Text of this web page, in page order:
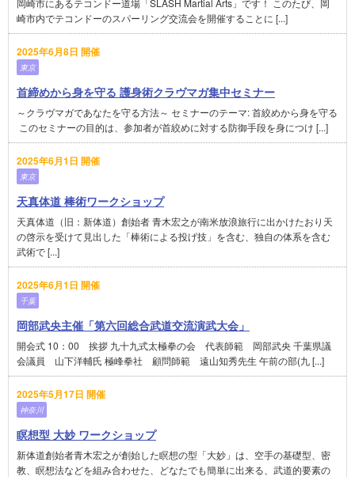
岡崎市にあるテコンドー道場「SLASH Martial Arts」です！ このたび、岡
崎市内でテコンドーのスパーリング交流会を開催することに [...]
2025年6月8日 開催
東京
首締めから身を守る 護身術クラヴマガ集中セミナー
～クラヴマガであなたを守る方法～ セミナーのテーマ: 首絞めから身を守る
​ このセミナーの目的は、参加者が首絞めに対する防御手段を身につけ [...]
2025年6月1日 開催
東京
天真体道 棒術ワークショップ
天真体道（旧：新体道）創始者 青木宏之が南米放浪旅行に出かけたおり天
の啓示を受けて見出した「棒術による投げ技」を含む、独自の体系を含む
武術で [...]
2025年6月1日 開催
千葉
岡部武央主催「第六回総合武道交流演武大会」
開会式 10：00 挨拶 九十九式太極拳の会 代表師範 岡部武央 千葉県議
会議員 山下洋輔氏 極峰拳社 顧問師範 遠山知秀先生 午前の部(九 [...]
2025年5月17日 開催
神奈川
瞑想型 大妙 ワークショップ
新体道創始者青木宏之が創始した瞑想の型「大妙」は、空手の基礎型、密
教、瞑想法などを組み合わせた、どなたでも簡単に出来る、武道的要素の